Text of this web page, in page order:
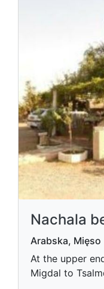
Nachala
Arabska, Mięso
At the upper
Migdal to